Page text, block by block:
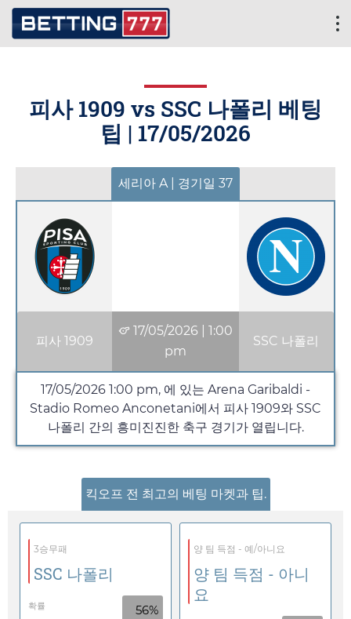
피사 1909 vs SSC 나폴리 베팅
팁 | 17/05/2026
세리아 A | 경기일 37
피사 1909
17/05/2026
1:00
pm
SSC 나폴리
17/05/2026 1:00 pm, 에 있는 Arena Garibaldi -
Stadio Romeo Anconetani에서 피사 1909와 SSC
나폴리 간의 흥미진진한 축구 경기가 열립니다.
킥오프 전 최고의 베팅 마켓과 팁.
3승무패
SSC 나폴리
확률 56%
양 팀 득점 - 예/아니요
양 팀 득점 - 아니
요